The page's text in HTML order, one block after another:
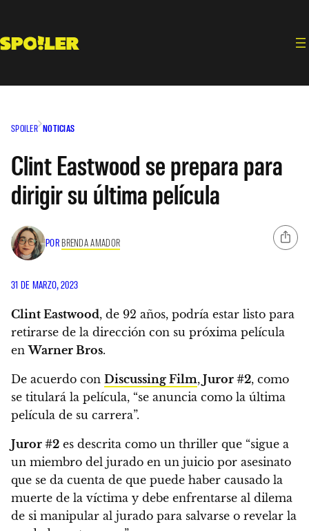
contenido
SPOILER NOTICIAS
Clint Eastwood se prepara para
dirigir su última película
POR BRENDA AMADOR
31 DE MARZO, 2023
Clint Eastwood, de 92 años, podría estar listo para
retirarse de la dirección con su próxima película
enWarner Bros.
De acuerdo con Discussing Film, Juror #2, como
se titulará la película, “se anuncia como la última
película de su carrera”.
Juror #2 es descrita como un thriller que “sigue a
un miembro del jurado en un juicio por asesinato
que se da cuenta de que puede haber causado la
muerte de la víctima y debe enfrentarse al dilema
de si manipular al jurado para salvarse o revelar la